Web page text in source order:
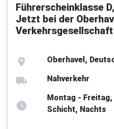
Führerscheinklasse
Jetzt bei der
Verkehrsgesellschaft
Oberhavel,
Nahverkehr
Montag -
Schicht, Nachts